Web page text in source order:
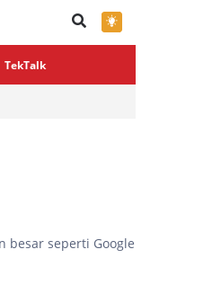
×
TekTalk
besar seperti Google